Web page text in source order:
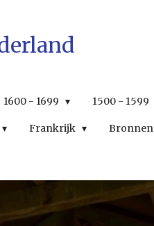
1600 - 1699 1500 - 1599
Frankrijk Bronnen